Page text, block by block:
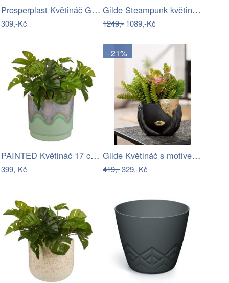
Prosperplast Květináč GRACIE X zemitě…
309,-Kč
Gilde Steampunk květináč Lebka
1249,-1089,-Kč
PAINTED Květináč 17 cm - zelená
399,-Kč
- 21%
Gilde Květináč s motivem obličeje Vogue…
419,-329,-Kč